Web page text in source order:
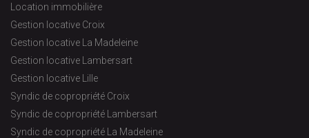
Location immobilière
Gestion locative Croix
Gestion locative La Madeleine
Gestion locative Lambersart
Gestion locative Lille
Syndic de copropriété Croix
Syndic de copropriété Lambersart
Syndic de copropriété La Madeleine